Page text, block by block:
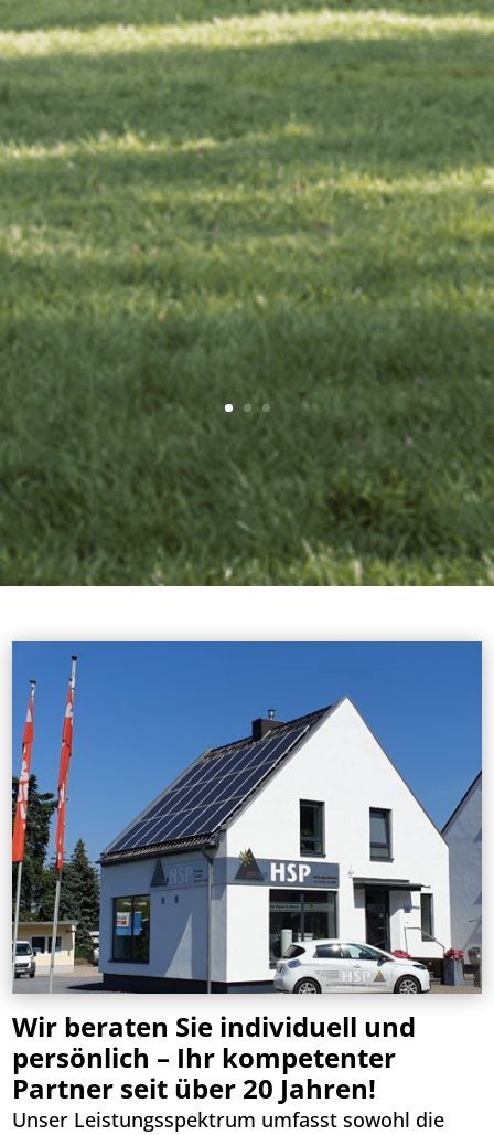
Wir beraten Sie individuell und
persönlich – Ihr kompetenter
Partner seit über 20 Jahren!
Unser Leistungsspektrum umfasst sowohl die